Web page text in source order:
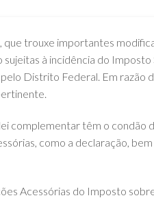
trouxe importantes
à incidência do
Distrito Federal. Em razão
complementar têm o condão
como a declaração,
Acessórias do Imposto